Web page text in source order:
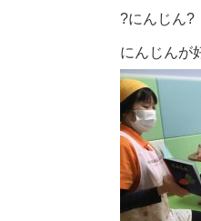
?にんじん?
にんじんが